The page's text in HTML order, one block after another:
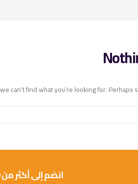
can’t find what you’re looking for. Perhaps
انضم إلى أكثر من 10 آلاف عميل يثقون في شركة الشروق